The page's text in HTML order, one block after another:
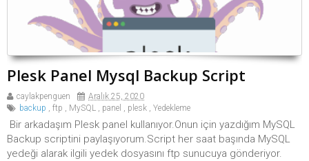
Plesk Panel Mysql Backup Script
caylakpenguen
Aralık 25, 2020
backup , ftp , MySQL , panel , plesk , Yedekleme
Bir arkadaşım Plesk panel kullanıyor.Onun için yazdığım MySQL
Backup scriptini paylaşıyorum.Script her saat başında MySQL
yedeği alarak ilgili yedek dosyasını ftp sunucuya gönderiyor.